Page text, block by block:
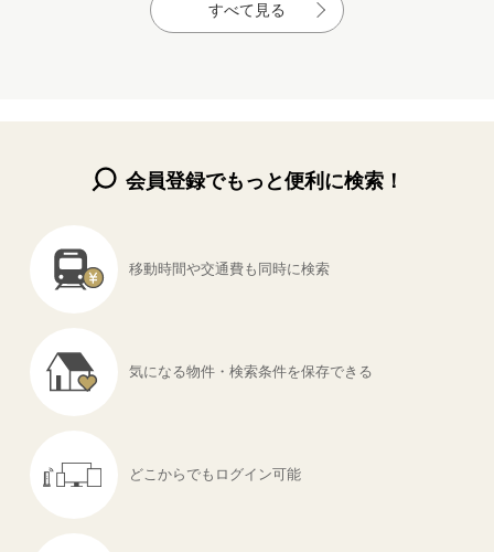
すべて見る
会員登録でもっと便利に検索！
移動時間や交通費も 同時に検索
気になる物件・ 検索条件を保存できる
どこからでも ログイン可能